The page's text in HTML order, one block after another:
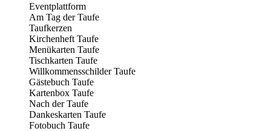
Eventplattform
Am Tag der Taufe
Taufkerzen
Kirchenheft Taufe
Menükarten Taufe
Tischkarten Taufe
Willkommensschilder Taufe
Gästebuch Taufe
Kartenbox Taufe
Nach der Taufe
Dankeskarten Taufe
Fotobuch Taufe